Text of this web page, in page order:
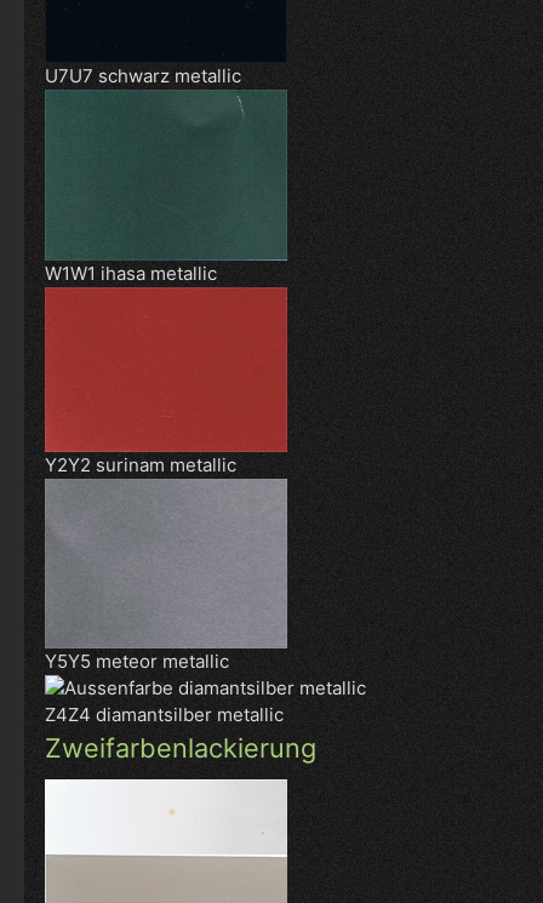
U7U7 schwarz metallic
W1W1 ihasa metallic
Y2Y2 surinam metallic
Y5Y5 meteor metallic
Z4Z4 diamantsilber metallic
Zweifarbenlackierung